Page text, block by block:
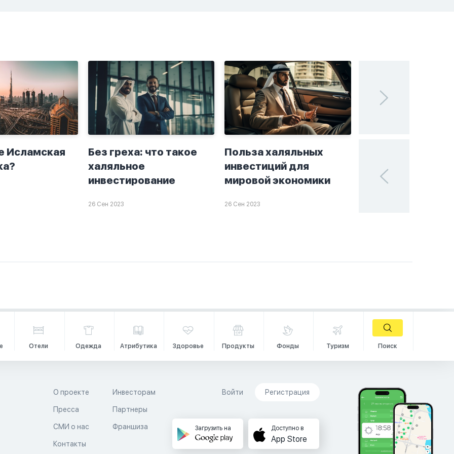
От родных
переводом на
русский,потому что
боялась ошибиться и
то что намаз не
примется,совершила
истихар во время
тахаджуд...
Исламская
Без греха: что такое
халяльное
инвестирование
26 Сен 2023
Польза халяльных
инвестиций для
мировой экономики
26 Сен 2023
поисках
в мире
Отели Одежда Атрибутика Здоровье Продукты Фонды Туризм Поиск
О проекте
Пресса
СМИ о нас
Контакты
Инвесторам
Партнеры
Франшиза
Войти Регистрация
Загрузить на Доступно в
App Store